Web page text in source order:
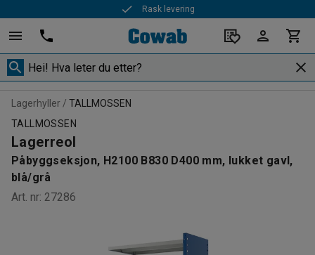
Rask levering
Lagerhyller
TALLMOSSEN
TALLMOSSEN
Lagerreol
Påbyggseksjon, H2100 B830 D400 mm, lukket gavl,
blå/grå
Art. nr: 27286